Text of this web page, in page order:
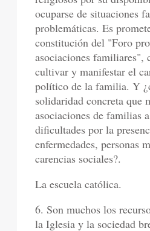
ocuparse de situaciones
problemáticas. Es
constitución del "Foro
asociaciones familiares",
cultivar y manifestar el
político de la familia. Y
solidaridad concreta que
asociaciones de familias
dificultades por la
enfermedades, personas
carencias sociales?.
La escuela católica.
6. Son muchos los
la Iglesia y la sociedad